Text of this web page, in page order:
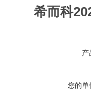
希而科
产
您的单